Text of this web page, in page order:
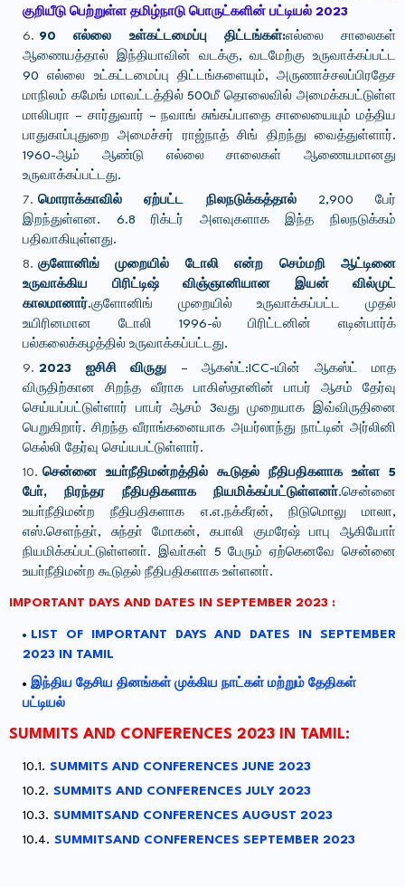
குறியீடு பெற்றுள்ள தமிழ்நாடு பொருட்களின் பட்டியல் 2023
90 எல்லை உள்கட்டமைப்பு திட்டங்கள்:எல்லை சாலைகள்
ஆணையத்தால் இந்தியாவின் வடக்கு, வடமேற்கு உருவாக்கப்பட்ட
90 எல்லை உட்கட்டமைப்பு திட்டங்களையும், அருணாச்சலப்பிரதேச
மாநிலம் கமேங் மாவட்டத்தில் 500மீ தொலைவில் அமைக்கபட்டுள்ள
மாலிபரா – சார்துவார் – நவாங் சுங்கப்பாதை சாலையையும் மத்திய
பாதுகாப்புதுறை அமைச்சர் ராஜ்நாத் சிங் திறந்து வைத்துள்ளார்.
1960-ஆம் ஆண்டு எல்லை சாலைகள் ஆணையமானது
உருவாக்கப்பட்டது.
மொராக்காவில் ஏற்பட்ட நிலநடுக்கத்தால்2,900 பேர்
இறந்துள்ளன. 6.8 ரிக்டர் அளவுகளாக இந்த நிலநடுக்கம்
பதிவாகியுள்ளது.
குளோனிங் முறையில் டோலி என்ற செம்மறி ஆட்டினை
உருவாக்கிய பிரிட்டிஷ் விஞ்ஞானியான
இயன் வில்முட்
காலமானார்.குளோனிங் முறையில் உருவாக்கப்பட்ட முதல்
உயிரினமான டோலி 1996-ல் பிரிட்டனின் எடின்பார்க்
பல்கலைக்கழத்தில் உருவாக்கப்பட்டது.
2023 ஐசிசி விருது – ஆகஸ்ட்:ICC-யின் ஆகஸ்ட் மாத
விருதிற்கான சிறந்த வீராக பாகிஸ்தானின் பாபர் ஆசம் தேர்வு
செய்யப்பட்டுள்ளார் பாபர் ஆசம் 3வது முறையாக இவ்விருதினை
பெறுகிறார். சிறந்த வீராங்கனையாக அயர்லாந்து நாட்டின் அர்லினி
கெல்லி தேர்வு செய்யபட்டுள்ளார்.
சென்னை உயா்நீதிமன்றத்தில் கூடுதல் நீதிபதிகளாக உள்ள 5
போ், நிரந்தர நீதிபதிகளாக நியமிக்கப்பட்டுள்ளனா்.சென்னை
உயா்நீதிமன்ற நீதிபதிகளாக எ.எ.நக்கீரன், நிடுமொலு மாலா,
எஸ்.செளந்தா், சுந்தா் மோகன், கபாலி குமரேஷ் பாபு ஆகியோா்
நியமிக்கப்பட்டுள்ளனா். இவா்கள் 5 பேரும் ஏற்கெனவே சென்னை
உயா்நீதிமன்ற கூடுதல் நீதிபதிகளாக உள்ளனா்.
IMPORTANT DAYS AND DATES IN SEPTEMBER 2023 :
LIST OF IMPORTANT DAYS AND DATES IN SEPTEMBER
2023 IN TAMIL
இந்திய தேசிய தினங்கள் முக்கிய நாட்கள் மற்றும் தேதிகள்
பட்டியல்
SUMMITS AND CONFERENCES 2023 IN TAMIL:
SUMMITS AND CONFERENCES JUNE 2023
SUMMITS AND CONFERENCES JULY 2023
SUMMITSAND CONFERENCES AUGUST 2023
SUMMITSAND CONFERENCES SEPTEMBER 2023